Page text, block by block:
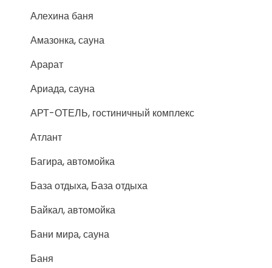
Алехина баня
Амазонка, сауна
Арарат
Ариада, сауна
АРТ-ОТЕЛЬ, гостиничный комплекс
Атлант
Багира, автомойка
База отдыха, База отдыха
Байкал, автомойка
Бани мира, сауна
Баня